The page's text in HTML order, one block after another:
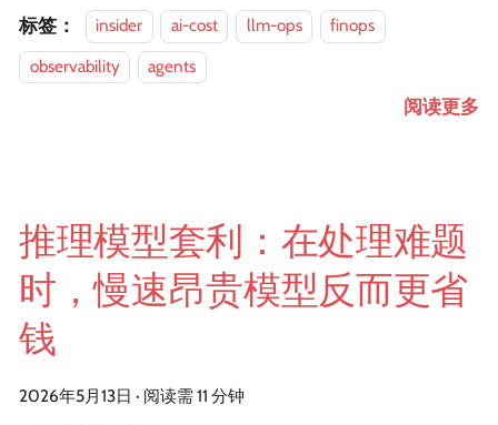
标签： insider ai-cost llm-ops
finops
observability
agents
阅读更多
推理模型套利：在处理难题
时，慢速昂贵模型反而更省
钱
2026年5月13日 · 阅读需 11 分钟